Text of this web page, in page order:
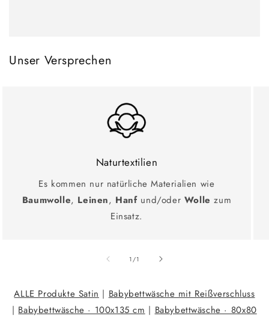
Unser Versprechen
Naturtextilien
Es kommen nur natürliche Materialien wie
Baumwolle, Leinen, Hanfund/oder Wolle zum
Einsatz.
1 /Ab1
ALLE Produkte Satin | Babybettwäsche mit Reißverschluss
| Babybettwäsche · 100x135 cm | Babybettwäsche · 80x80